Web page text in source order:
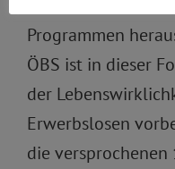
Programmen
ÖBS ist in dieser
der
Erwerbslosen
die